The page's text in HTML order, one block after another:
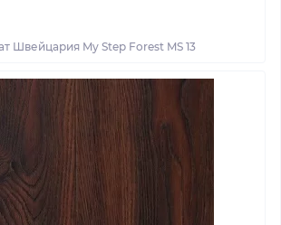
Швейцария My Step Forest MS 13